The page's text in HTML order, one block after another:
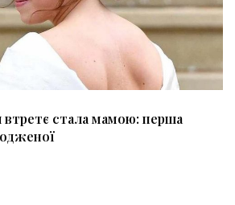
втретє стала мамою: перша